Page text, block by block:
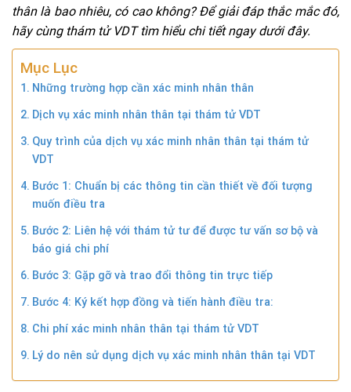
thân là bao nhiêu, có cao không? Để giải đáp thắc mắc đó,
hãy cùng thám tử VDT tìm hiểu chi tiết ngay dưới đây.
Mục Lục
Những trường hợp cần xác minh nhân thân
Dịch vụ xác minh nhân thân tại thám tử VDT
Quy trình của dịch vụ xác minh nhân thân tại thám tử
VDT
Bước 1: Chuẩn bị các thông tin cần thiết về đối tượng
muốn điều tra
Bước 2: Liên hệ với thám tử tư để được tư vấn sơ bộ và
báo giá chi phí
Bước 3: Gặp gỡ và trao đổi thông tin trực tiếp
Bước 4: Ký kết hợp đồng và tiến hành điều tra:
Chi phí xác minh nhân thân tại thám tử VDT
Lý do nên sử dụng dịch vụ xác minh nhân thân tại VDT